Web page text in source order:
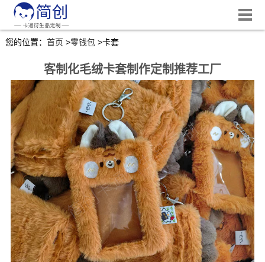
您的位置： 首页 >零钱包 >卡套
客制化毛绒卡套制作定制推荐工厂